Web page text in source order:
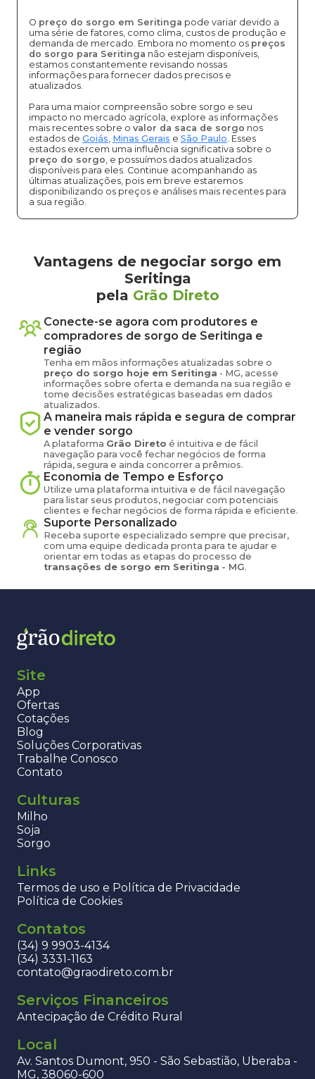
O preço do sorgo em Seritinga pode variar devido a
uma série de fatores, como clima, custos de produção e
demanda de mercado. Embora no momento os preços
do sorgo para Seritinga não estejam disponíveis,
estamos constantemente revisando nossas
informações para fornecer dados precisos e
atualizados.
Para uma maior compreensão sobre sorgo e seu
impacto no mercado agrícola, explore as informações
mais recentes sobre o valor da saca de sorgo nos
estados de Goiás, Minas Gerais e São Paulo. Esses
estados exercem uma influência significativa sobre o
preço do sorgo, e possuímos dados atualizados
disponíveis para eles. Continue acompanhando as
últimas atualizações, pois em breve estaremos
disponibilizando os preços e análises mais recentes para
a sua região.
Vantagens de negociar sorgo em
Seritinga
pela Grão Direto
Conecte-se agora com produtores e
compradores de sorgo de Seritinga e
região
Tenha em mãos informações atualizadas sobre o
preço do sorgo hoje em Seritinga - MG, acesse
informações sobre oferta e demanda na sua região e
tome decisões estratégicas baseadas em dados
atualizados.
A maneira mais rápida e segura de comprar
e vender sorgo
A plataforma Grão Direto é intuitiva e de fácil
navegação para você fechar negócios de forma
rápida, segura e ainda concorrer a prêmios.
Economia de Tempo e Esforço
Utilize uma plataforma intuitiva e de fácil navegação
para listar seus produtos, negociar com potenciais
clientes e fechar negócios de forma rápida e eficiente.
Suporte Personalizado
Receba suporte especializado sempre que precisar,
com uma equipe dedicada pronta para te ajudar e
orientar em todas as etapas do processo de
transações de sorgo em Seritinga - MG.
Site
App
Ofertas
Cotações
Blog
Soluções Corporativas
Trabalhe Conosco
Contato
Culturas
Milho
Soja
Sorgo
Links
Termos de uso e Política de Privacidade
Política de Cookies
Contatos
(34) 9 9903-4134
(34) 3331-1163
contato@graodireto.com.br
Serviços Financeiros
Antecipação de Crédito Rural
Local
Av. Santos Dumont, 950 - São Sebastião, Uberaba -
MG, 38060-600